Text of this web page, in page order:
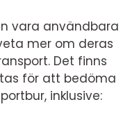
vara användbara
mer om deras
Det finns
för att bedöma
inklusive: